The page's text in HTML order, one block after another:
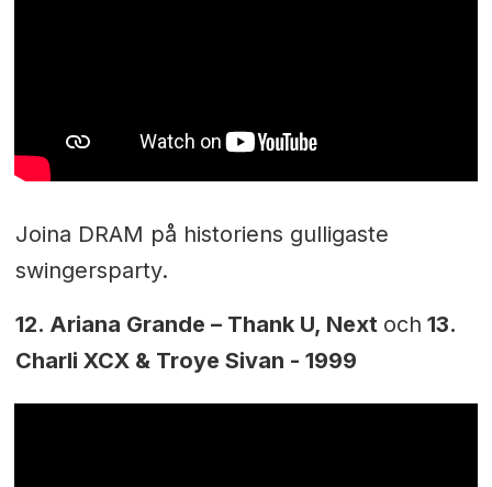
Joina DRAM på historiens gulligaste
swingersparty.
12. Ariana Grande – Thank U, Next och 13.
Charli XCX & Troye Sivan - 1999